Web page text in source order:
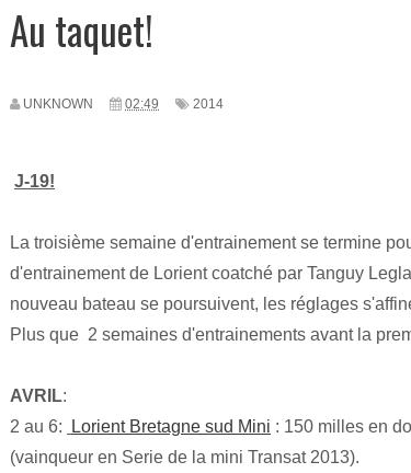
Au taquet!
UNKNOWN 02:49 2014
J-19!
La troisième semaine d'entrainement se termine
d'entrainement de Lorient coatché par Tanguy
nouveau bateau se poursuivent, les réglages
Plus que 2 semaines d'entrainements avant la
AVRIL:
2 au 6:
Lorient Bretagne sud Mini : 150 milles en
(vainqueur en Serie de la mini Transat 2013).